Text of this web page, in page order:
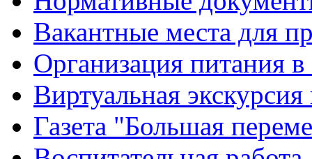
Вакантные места для
Организация питания в
Виртуальная
Газета "Большая